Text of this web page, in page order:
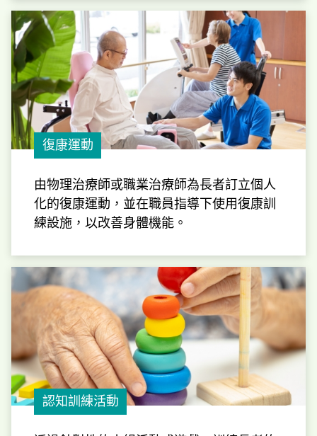
復康運動
由物理治療師或職業治療師為長者訂立個人
化的復康運動，並在職員指導下使用復康訓
練設施，以改善身體機能。
認知訓練活動